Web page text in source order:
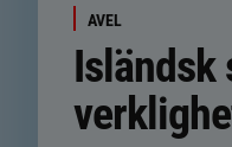
AVEL
Isländsk